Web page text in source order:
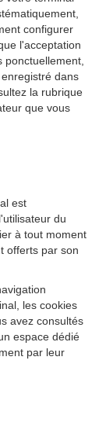
configurer
l'acceptation
ponctuellement,
dans
la rubrique
que vous
est
du
à tout moment
offerts par son
les cookies
avez consultés
espace dédié
par leur